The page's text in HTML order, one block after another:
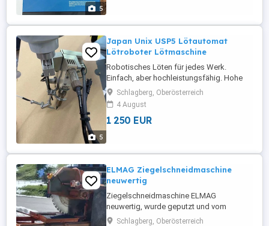
5
5
Japan Unix USP5 Lötautomat
Lötroboter Lötmaschine
Robotisches Löten für jedes Werk.
Einfach, aber hochleistungsfähig. Hohe
Leistung, aber geringe Kosten. Drei
Kernmodule für robotisches Löten,
Lötkopf , Regler , und Vorschub sind alle
im Set. Aufgrund hoher Flexibilität eignet
Fertigungsverfahren. Wir ...
Schlagberg, Oberösterreich
4 August
1 250 EUR
ELMAG Ziegelschneidmaschine
neuwertig
Ziegelschneidmaschine ELMAG
neuwertig, wurde geputzt und vom
Techniker neu eingerichtet.
Schlagberg, Oberösterreich